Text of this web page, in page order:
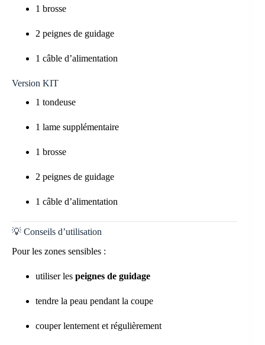
1 brosse
2 peignes de guidage
1 câble d’alimentation
Version KIT
1 tondeuse
1 lame supplémentaire
1 brosse
2 peignes de guidage
1 câble d’alimentation
💡 Conseils d’utilisation
Pour les zones sensibles :
utiliser les peignes de guidage
tendre la peau pendant la coupe
couper lentement et régulièrement